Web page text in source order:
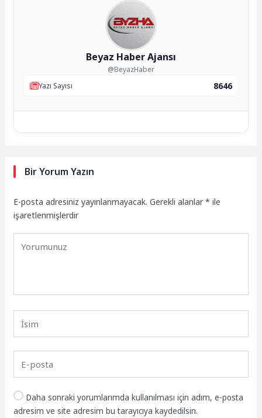
Beyaz Haber Ajansı
@BeyazHaber
Yazı Sayısı
8646
Bir Yorum Yazın
E-posta adresiniz yayınlanmayacak. Gerekli alanlar* ile
işaretlenmişlerdir
Daha sonraki yorumlarımda kullanılması için adım, e-posta
adresim ve site adresim bu tarayıcıya kaydedilsin.